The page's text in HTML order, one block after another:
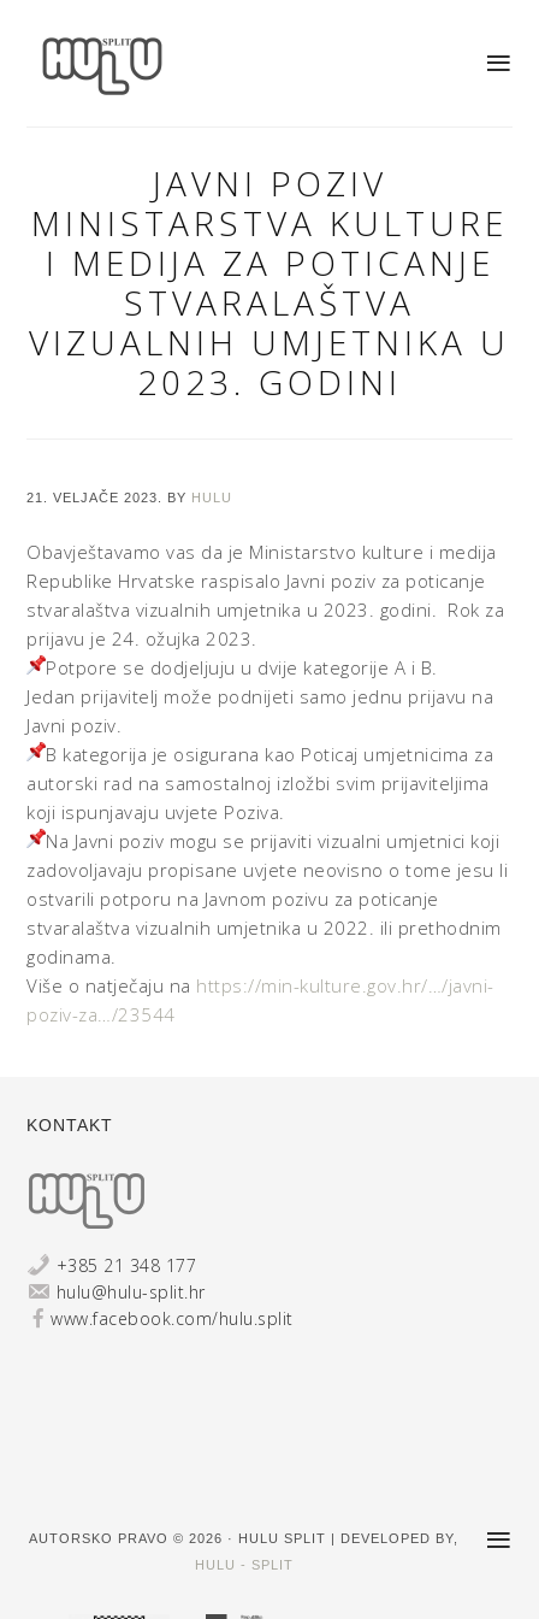
JAVNI POZIV
MINISTARSTVA KULTURE
I MEDIJA ZA POTICANJE
STVARALAŠTVA
VIZUALNIH UMJETNIKA U
2023. GODINI
21. VELJAČE 2023. BY HULU
Obavještavamo vas da je Ministarstvo kulture i medija
Republike Hrvatske raspisalo Javni poziv za poticanje
stvaralaštva vizualnih umjetnika u 2023. godini. Rok za
prijavu je 24. ožujka 2023.
Potpore se dodjeljuju u dvije kategorije A i B.
Jedan prijavitelj može podnijeti samo jednu prijavu na
Javni poziv.
B kategorija je osigurana kao Poticaj umjetnicima za
autorski rad na samostalnoj izložbi svim prijaviteljima
koji ispunjavaju uvjete Poziva.
Na Javni poziv mogu se prijaviti vizualni umjetnici koji
zadovoljavaju propisane uvjete neovisno o tome jesu li
ostvarili potporu na Javnom pozivu za poticanje
stvaralaštva vizualnih umjetnika u 2022. ili prethodnim
godinama.
Više o natječaju na https://min-kulture.gov.hr/…/javni-
poziv-za…/23544
KONTAKT
+385 21 348 177
hulu@hulu-split.hr
www.facebook.com/hulu.split
AUTORSKO PRAVO © 2026 · HULU SPLIT | DEVELOPED BY,
HULU - SPLIT